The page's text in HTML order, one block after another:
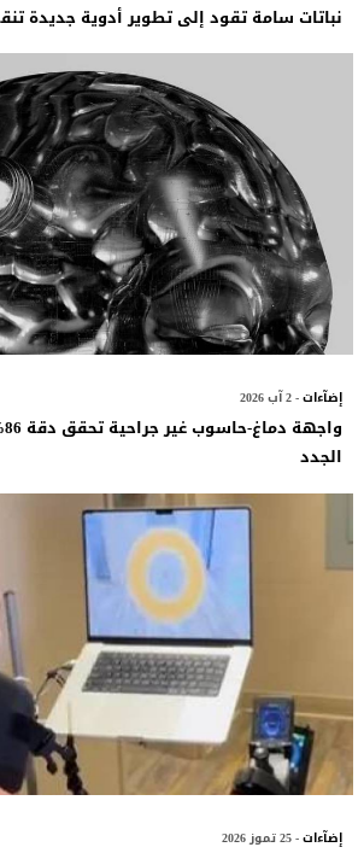
نباتات سامة تقود إلى تطوير أدوية جديدة
إضآءات- 2 آب 2026
الجدد
إضآءات- 25 تموز 2026